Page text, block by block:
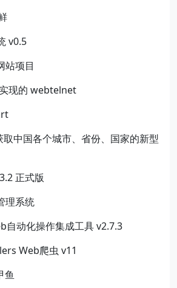
v0.5
站项目
现的 webtelnet
中国各个城市、省份、国家的新型
正式版
理系统
动化操作集成工具 v2.7.3
Web爬虫 v11
鱼